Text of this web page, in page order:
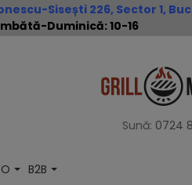
Sisești 226, Sector 1,
Duminică: 10-16
Sună: 0724
B2B